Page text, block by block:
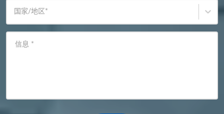
国家/地区 *
信息 *